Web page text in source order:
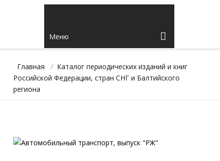
Меню
Главная / Каталог периодических изданий и книг
Российской Федерации, стран СНГ и Балтийского
региона